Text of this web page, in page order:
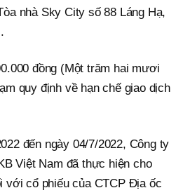
nhà Sky City số 88 Láng Hạ,
đồng (Một trăm hai mươi
quy định về hạn chế giao dịch
đến ngày 04/7/2022, Công ty
Việt Nam đã thực hiện cho
với cổ phiếu của CTCP Địa ốc